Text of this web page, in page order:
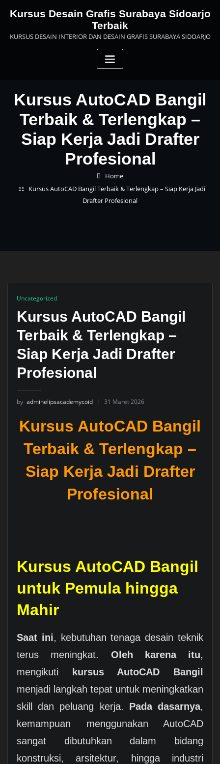
Kursus Desain Grafis Surabaya Sidoarjo
Terbaik
KURSUS DESAIN INTERIOR DAN DESAIN GRAFIS SURABAYA SIDOARJO
Kursus AutoCAD Bangil
Terbaik & Terlengkap –
Siap Kerja Jadi Drafter
Profesional
Home
Kursus AutoCAD Bangil Terbaik & Terlengkap – Siap Kerja Jadi
Drafter Profesional
Uncategorized
Kursus AutoCAD Bangil
Terbaik & Terlengkap –
Siap Kerja Jadi Drafter
Profesional
by adminelipsacademycoid 31 Maret 2026
Kursus AutoCAD Bangil
Terbaik & Terlengkap –
Siap Kerja Jadi Drafter
Profesional
Kursus AutoCAD Bangil
untuk Pemula hingga
Mahir
Saat ini, kebutuhan tenaga desain teknik
terus meningkat. Oleh karena itu,
mengikuti
kursus AutoCAD Bangil
menjadi langkah tepat untuk meningkatkan
skill dan peluang kerja. Pada dasarnya,
kemampuan menggunakan AutoCAD
sangat dibutuhkan dalam bidang
konstruksi, arsitektur, hingga industri